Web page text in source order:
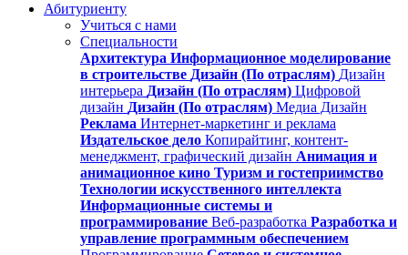
Абитуриенту
Учиться с нами
Специальности
Архитектура Информационное моделирование
в строительстве Дизайн (По отраслям) Дизайн
интерьера Дизайн (По отраслям) Цифровой
дизайн Дизайн (По отраслям) Медиа Дизайн
Реклама Интернет-маркетинг и реклама
Издательское дело Копирайтинг, контент-
менеджмент, графический дизайн Анимация и
анимационное кино Туризм и гостеприимство
Технологии искусственного интеллекта
Информационные системы и
программирование Веб-разработка Разработка и
управление программным обеспечением